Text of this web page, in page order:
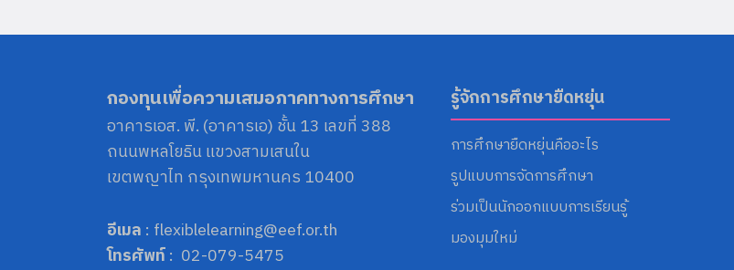
กองทุนเพื่อความเสมอภาคทางการศึกษา
อาคารเอส. พี. (อาคารเอ) ชั้น 13 เลขที่ 388
ถนนพหลโยธิน แขวงสามเสนใน
เขตพญาไท กรุงเทพมหานคร 10400
อีเมล : flexiblelearning@eef.or.th
โทรศัพท์: 02-079-5475
รู้จักการศึกษายืดหยุ่น
การศึกษายืดหยุ่นคืออะไร
รูปแบบการจัดการศึกษา
ร่วมเป็นนักออกแบบการเรียนรู้
มองมุมใหม่